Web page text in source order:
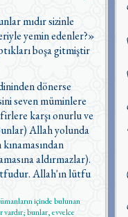
mıdır sizinle
yemin edenler?»
boşa gitmiştir
dönerse
seven müminlere
karşı onurlu ve
Allah yolunda
aldırmazlar).
Allah'ın lütfu
içinde bulunan
vardır; bunlar, evvelce